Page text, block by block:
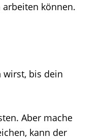
können.
wirst, bis dein
Aber mache
kann der